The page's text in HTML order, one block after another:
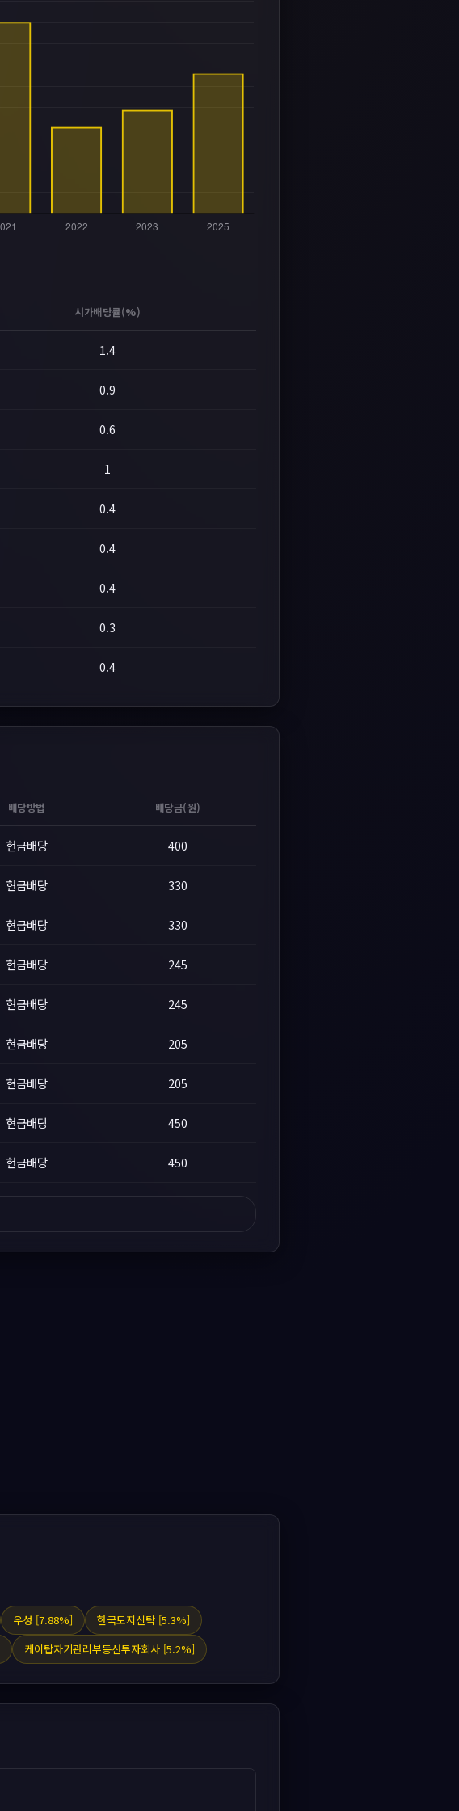
시가배당률(%)
1.4
0.9
0.6
1
0.4
0.4
0.4
0.3
0.4
배당방법 배당금(원)
현금배당 400
현금배당 330
현금배당 330
현금배당 245
현금배당 245
현금배당 205
현금배당 205
현금배당 450
현금배당 450
우성 [7.88%]
한국토지신탁 [5.3%]
케이탑자기관리부동산투자회사 [5.2%]